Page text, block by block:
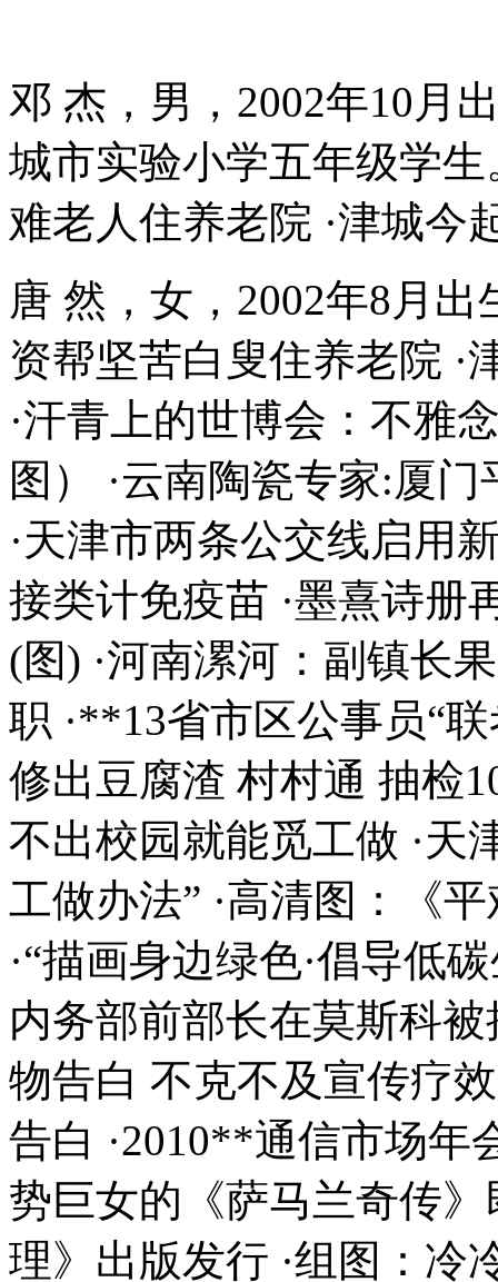
邓 杰，男，2002年10月
城市实验小学五年级学
难老人住养老院 ·津城今
唐 然，女，2002年8月
资帮坚苦白叟住养老院 ·
·汗青上的世博会：不雅
图） ·云南陶瓷专家:厦
·天津市两条公交线启用
接类计免疫苗 ·墨熹诗册
(图) ·河南漯河：副镇长
职 ·**13省市区公事员“
修出豆腐渣 村村通 抽检
不出校园就能觅工做 ·天
工做办法” ·高清图：《
·“描画身边绿色·倡导低
内务部前部长在莫斯科
物告白 不克不及宣传疗
告白 ·2010**通信市场年
势巨女的《萨马兰奇传
理》出版发行 ·组图：冷